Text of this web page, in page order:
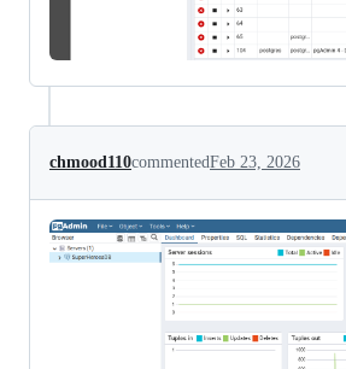
chmood110commentedFeb 23, 2026